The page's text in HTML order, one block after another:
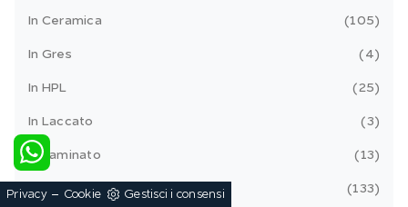
In Ceramica 105
In Gres 4
In HPL 25
In Laccato 3
In Laminato 13
In Legno 133
Privacy- Cookie Gestisci i consensi